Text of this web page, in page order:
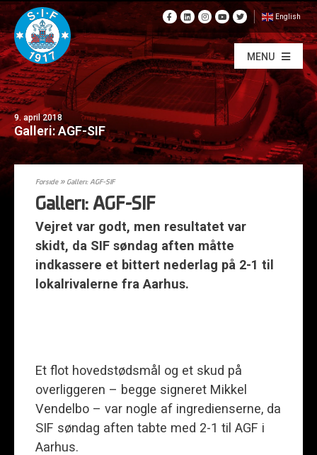
English
MENU
9. april 2018
Galleri: AGF-SIF
Forside» Galleri: AGF-SIF
Galleri: AGF-SIF
Vejret var godt, men resultatet var
skidt, da SIF søndag aften måtte
indkassere et bittert nederlag på 2-1 til
lokalrivalerne fra Aarhus.
Et flot hovedstødsmål og et skud på
overliggeren – begge signeret Mikkel
Vendelbo – var nogle af ingredienserne, da
SIF søndag aften tabte med 2-1 til AGF i
Aarhus.